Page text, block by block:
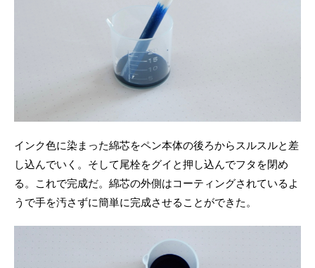
インク色に染まった綿芯をペン本体の後ろからスルスルと差
し込んでいく。そして尾栓をグイと押し込んでフタを閉め
る。これで完成だ。綿芯の外側はコーティングされているよ
うで手を汚さずに簡単に完成させることができた。